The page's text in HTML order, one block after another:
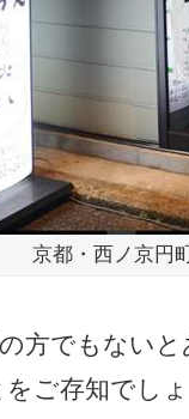
京都・西ノ京円
方でもない
ご存知でしょ